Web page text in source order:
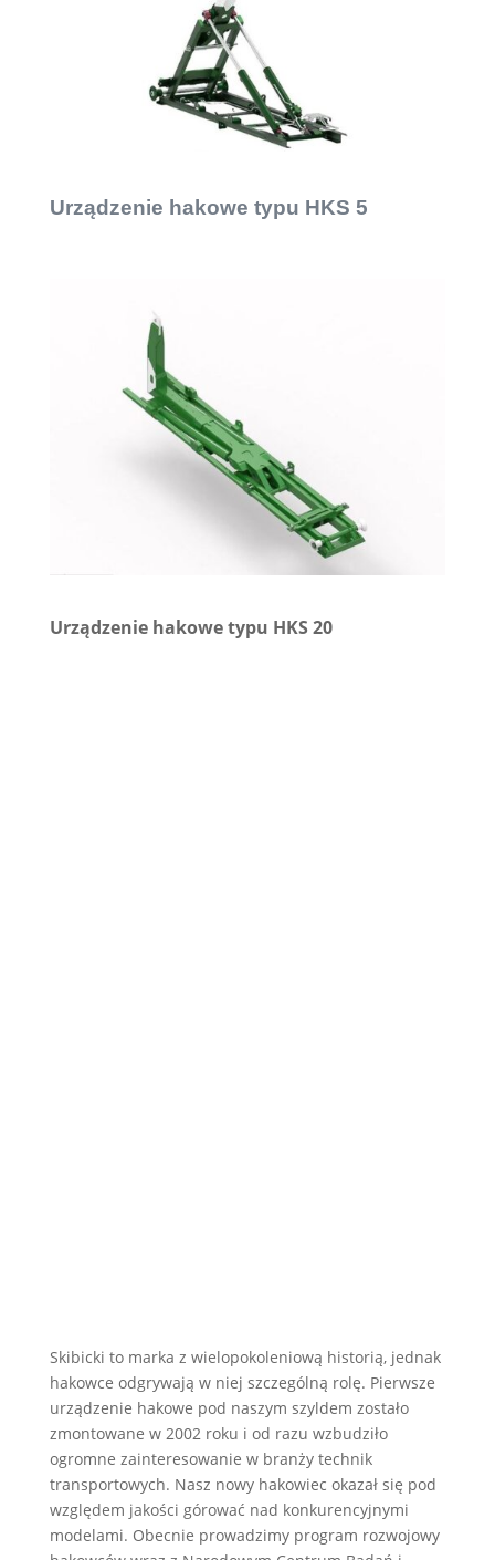
Urządzenie hakowe typu HKS 5
Urządzenie hakowe typu HKS 20
Skibicki to marka z wielopokoleniową historią, jednak
hakowce odgrywają w niej szczególną rolę. Pierwsze
urządzenie hakowe pod naszym szyldem zostało
zmontowane w 2002 roku i od razu wzbudziło
ogromne zainteresowanie w branży technik
transportowych. Nasz nowy hakowiec okazał się pod
względem jakości górować nad konkurencyjnymi
modelami. Obecnie prowadzimy program rozwojowy